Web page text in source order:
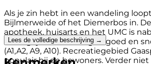
Als je zin hebt in een wandeling
Bijlmerweide of het Diemerbos in.
apotheek, huisarts en het UMC is
belangrijke uitvalswegen goed en
(A1,A2, A9, A10). Recreatiegebied
populair bij de bewoners. Verder
Lees de volledige beschrijving →